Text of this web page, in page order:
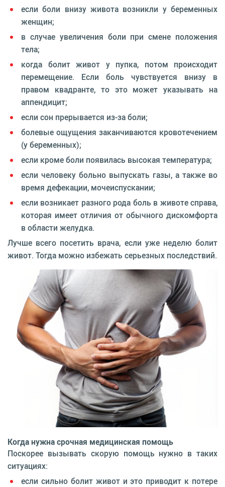
если боли внизу живота возникли у беременных
женщин;
в случае увеличения боли при смене положения
тела;
когда болит живот у пупка, потом происходит
перемещение. Если боль чувствуется внизу в
правом квадранте, то это может указывать на
аппендицит;
если сон прерывается из-за боли;
болевые ощущения заканчиваются кровотечением
(у беременных);
если кроме боли появилась высокая температура;
если человеку больно выпускать газы, а также во
время дефекации, мочеиспускании;
если возникает разного рода боль в животе справа,
которая имеет отличия от обычного дискомфорта
в области желудка.
Лучше всего посетить врача, если уже неделю болит
живот. Тогда можно избежать серьезных последствий.
Когда нужна срочная медицинская помощь
Поскорее вызывать скорую помощь нужно в таких
ситуациях:
если сильно болит живот и это приводит к потере